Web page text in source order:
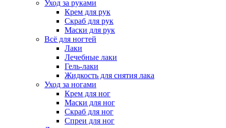
Уход за руками
Крем для рук
Скраб для рук
Маски для рук
Всё для ногтей
Лаки
Лечебные лаки
Гель-лаки
Жидкость для снятия лака
Уход за ногами
Крем для ног
Маски для ног
Скраб для ног
Спреи для ног